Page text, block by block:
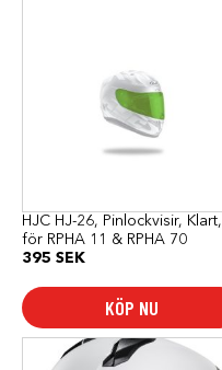
HJC HJ-26, Pinlockvisir, Klart,
för RPHA 11 & RPHA 70
395 SEK
KÖP NU